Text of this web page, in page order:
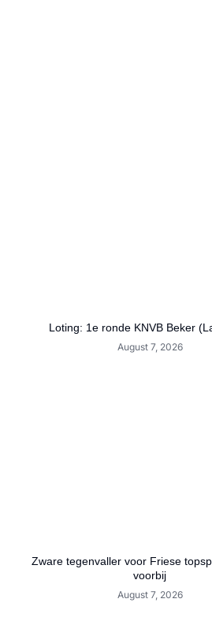
Loting: 1e ronde KNVB Beker
August 7, 2026
Zware tegenvaller voor Friese
voorbij
August 7, 2026